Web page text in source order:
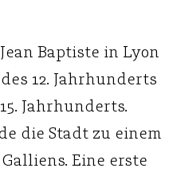
Baptiste in Lyon
12. Jahrhunderts
Jahrhunderts.
die Stadt zu einem
Eine erste